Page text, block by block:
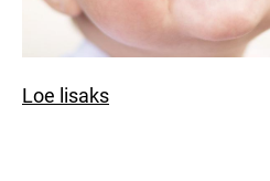
Loe lisaks